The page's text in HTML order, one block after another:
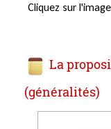
Cliquez sur
La
(généralités)